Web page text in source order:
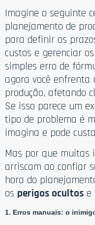
Imagine o seguinte
planejamento de
para definir os
custos e gerenciar
simples erro de
agora você enfrenta
produção, afetando
Se isso parece um
tipo de problema é
imagina e pode
Mas por que muitas
arriscam ao confiar
hora do
os perigos ocultos e
1. Erros manuais: o